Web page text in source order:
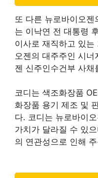
또 다른 뉴로바이오
는 이낙연 전 대통령
이사로 재직하고 있는
오젠의 대주주인 시
젠 신주인수건부 사
코디는 색조화장품
화장품 용기 제조 및
다. 코디는 뉴로바이
가치가 달라질 수 있
의 연관성으로 인해